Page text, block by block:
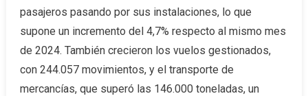
pasajeros pasando por sus instalaciones, lo que
supone un incremento del 4,7% respecto al mismo mes
de 2024. También crecieron los vuelos gestionados,
con 244.057 movimientos, y el transporte de
mercancías, que superó las 146.000 toneladas, un